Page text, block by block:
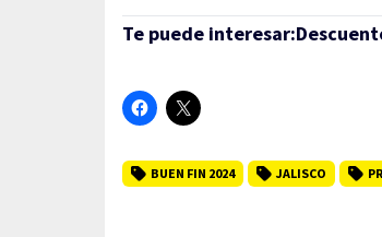
Te puede interesar:
BUEN FIN 2024 JALISCO